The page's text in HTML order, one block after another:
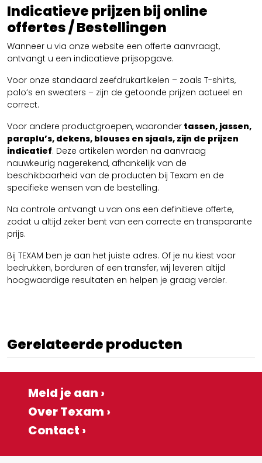
Indicatieve prijzen bij online
offertes / Bestellingen
Wanneer u via onze website een offerte aanvraagt,
ontvangt u een indicatieve prijsopgave.
Voor onze standaard zeefdrukartikelen – zoals T-shirts,
polo’s en sweaters – zijn de getoonde prijzen actueel en
correct.
Voor andere productgroepen, waaronder tassen, jassen,
paraplu’s, dekens, blouses en sjaals, zijn de prijzen
indicatief. Deze artikelen worden na aanvraag
nauwkeurig nagerekend, afhankelijk van de
beschikbaarheid van de producten bij Texam en de
specifieke wensen van de bestelling.
Na controle ontvangt u van ons een definitieve offerte,
zodat u altijd zeker bent van een correcte en transparante
prijs.
Bij TEXAM ben je aan het juiste adres. Of je nu kiest voor
bedrukken, borduren of een transfer, wij leveren altijd
hoogwaardige resultaten en helpen je graag verder.
Gerelateerde producten
Meld je aan ›
Over Texam ›
Contact ›